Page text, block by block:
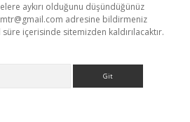
aykırı olduğunu düşündüğünüz
adresine bildirmeniz
içerisinde sitemizden kaldırılacaktır.